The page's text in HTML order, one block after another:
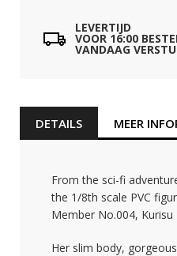
LEVERTIJD
VOOR 16:00
VANDAAG
DETAILS
From the sci-fi
the 1/8th scale PVC
Member No.004, Kurisu
Her slim body,
MEER